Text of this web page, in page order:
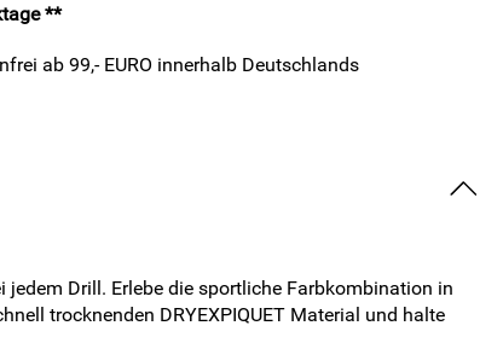
**
ab 99,- EURO innerhalb Deutschlands
Drill. Erlebe die sportliche Farbkombination in
trocknenden DRYEXPIQUET Material und halte